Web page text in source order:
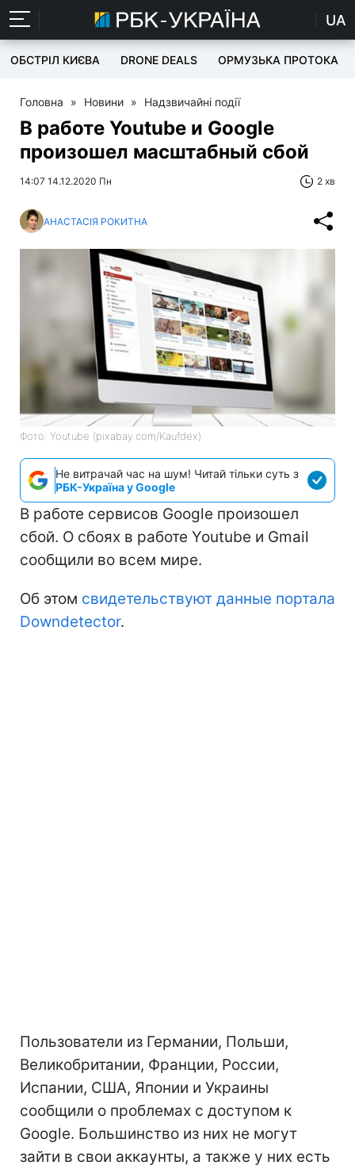
UA
ОБСТРІЛ КИЄВА DRONE DEALS ОРМУЗЬКА ПРОТОКА
Головна » Новини » Надзвичайні події
В работе Youtube и Google
произошел масштабный сбой
14:07 14.12.2020 Пн 2 хв
АНАСТАСІЯ РОКИТНА
Фото: Youtube (pixabay.com/Kaufdex)
Не витрачай час на шум! Читай тільки суть з
РБК-Україна у Google
В работе сервисов Google произошел
сбой. О сбоях в работе Youtube и Gmail
сообщили во всем мире.
Об этом свидетельствуют данные портала
Downdetector.
Пользователи из Германии, Польши,
Великобритании, Франции, России,
Испании, США, Японии и Украины
сообщили о проблемах с доступом к
Google. Большинство из них не могут
зайти в свои аккаунты, а также у них есть